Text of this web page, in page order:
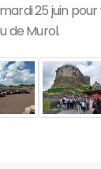
25 juin
de Murol.